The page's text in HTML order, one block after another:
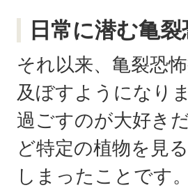
日常に潜む亀
それ以来、亀裂恐
及ぼすようになり
過ごすのが大好き
ど特定の植物を見
しまったことです。